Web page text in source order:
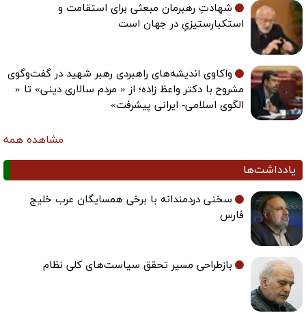
شهادتِ رهبرمان مبعثی برای استقامت و
استکبارستیزیِ در جهان است
واکاوی اندیشه‌های راهبردی رهبر شهید در گفت‌وگوی
مشروح با دکتر واعظ زاده؛ از « مردم سالاری دینی» تا «
الگوی اسلامی- ایرانی پیشرفت»
مشاهده همه
یادداشت‌ها
سخنی دردمندانه با برخی همسایگان عرب خلیج
فارس
بازطراحی مسیر تحقق سیاست‌های کلی نظام